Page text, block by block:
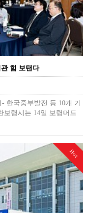
힘 보탠다
한국중부발전 등 10개 기
보령시는 14일 보령머드
Hot